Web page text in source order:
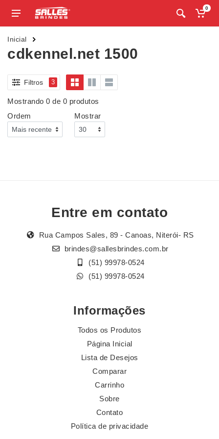
0
Inicial
cdkennel.net 1500
Filtros 3
Mostrando 0 de 0 produtos
Ordem
Mostrar
Entre em contato
Rua Campos Sales, 89 - Canoas, Niterói- RS
brindes@sallesbrindes.com.br
(51) 99978-0524
(51) 99978-0524
Informações
Todos os Produtos
Página Inicial
Lista de Desejos
Comparar
Carrinho
Sobre
Contato
Política de privacidade